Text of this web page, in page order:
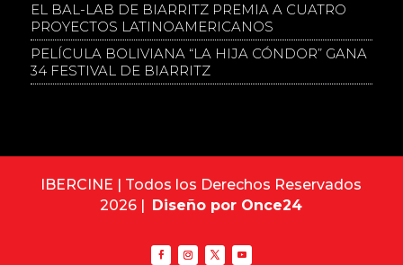
EL BAL-LAB DE BIARRITZ PREMIA A CUATRO
PROYECTOS LATINOAMERICANOS
PELÍCULA BOLIVIANA “LA HIJA CÓNDOR” GANA
34 FESTIVAL DE BIARRITZ
IBERCINE | Todos los Derechos Reservados
2026 | Diseño por Once24